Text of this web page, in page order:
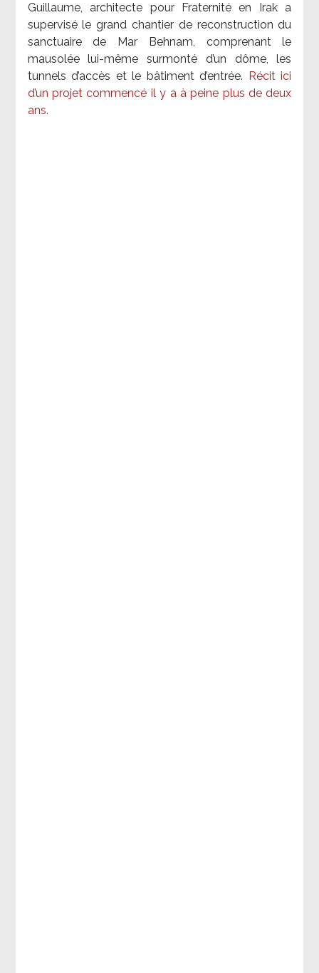
Guillaume, architecte pour Fraternité en Irak a
supervisé le grand chantier de reconstruction du
sanctuaire de Mar Behnam, comprenant le
mausolée lui-même surmonté d’un dôme, les
tunnels d’accès et le bâtiment d’entrée.
Récit ici
d’un projet commencé il y a à peine plus de deux
ans.